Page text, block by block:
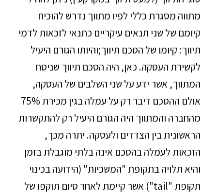
מתווה מסגרת כללי לפיו מתווך נדרש להוכיח
קיומם של שני תנאים עיקריים כתנאי לזכאות לדמי
תיווך: קיומו של הסכם תיווך;והיותו הגורם היעיל
לקשירת העסקה. כאן, היה הסכם תיווך שניסח
המתווך, אשר ידע על שני השלבים של העסקה,
אולם ההסכם דיבר רק על עמלה בגין מכירת 75%
מהחברה והמתווך היה הגורם היעיל רק להתקשרות
הראשונית בין הצדדים ולעסקה. יתרה מכך,
הזכאות לעמלה בהסכם אינה בלתי מוגבלת בזמן
והיא תלויה בתקופת "המשכיות" (הידועה בכינוי
תקופת "tail") אשר קיימת לאחר סיום תוקפו של